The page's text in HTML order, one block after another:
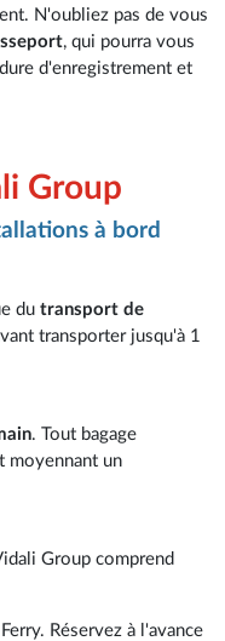
N'oubliez pas de vous
, qui pourra vous
d'enregistrement et
Group
à bord
dutransport de
transporter jusqu'à 1
. Tout bagage
moyennant un
Group comprend
Réservez à l'avance